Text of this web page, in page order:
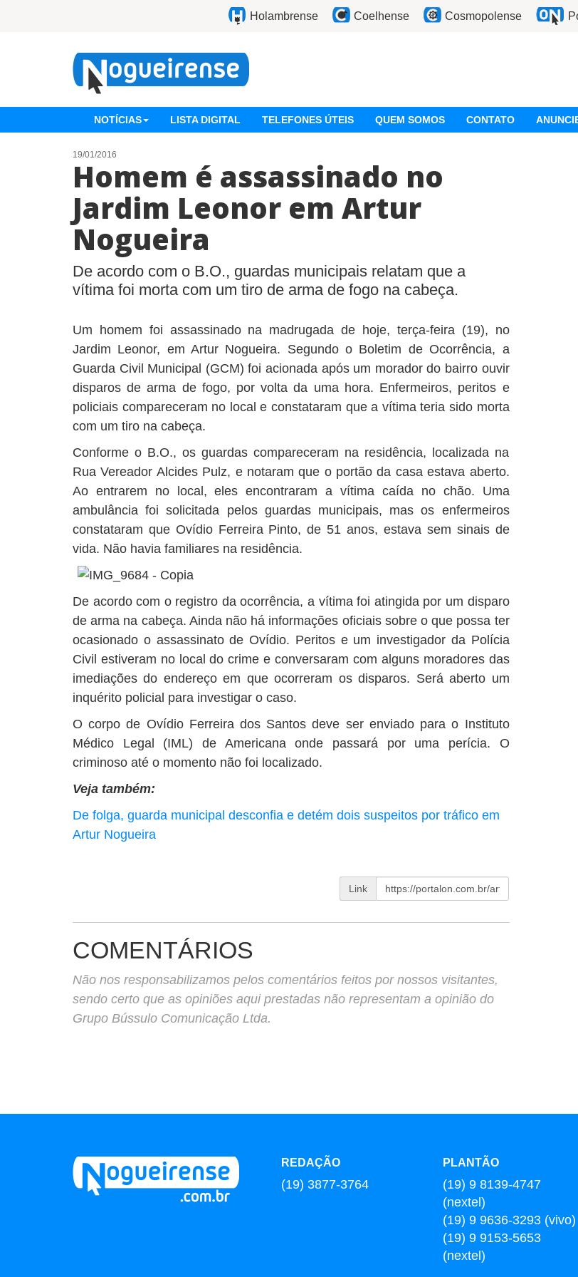
Holambrense Coelhense Cosmopolense
NOTÍCIAS LISTA DIGITAL TELEFONES ÚTEIS QUEM SOMOS CONTATO
19/01/2016
Homem é assassinado no
Jardim Leonor em Artur
Nogueira
De acordo com o B.O., guardas municipais relatam que a
vítima foi morta com um tiro de arma de fogo na cabeça.
Um homem foi assassinado na madrugada de hoje, terça-feira (19), no
Jardim Leonor, em Artur Nogueira. Segundo o Boletim de Ocorrência, a
Guarda Civil Municipal (GCM) foi acionada após um morador do bairro ouvir
disparos de arma de fogo, por volta da uma hora. Enfermeiros, peritos e
policiais compareceram no local e constataram que a vítima teria sido morta
com um tiro na cabeça.
Conforme o B.O., os guardas compareceram na residência, localizada na
Rua Vereador Alcides Pulz, e notaram que o portão da casa estava aberto.
Ao entrarem no local, eles encontraram a vítima caída no chão. Uma
ambulância foi solicitada pelos guardas municipais, mas os enfermeiros
constataram que Ovídio Ferreira Pinto, de 51 anos, estava sem sinais de
vida. Não havia familiares na residência.
De acordo com o registro da ocorrência, a vítima foi atingida por um disparo
de arma na cabeça. Ainda não há informações oficiais sobre o que possa ter
ocasionado o assassinato de Ovídio. Peritos e um investigador da Polícia
Civil estiveram no local do crime e conversaram com alguns moradores das
imediações do endereço em que ocorreram os disparos. Será aberto um
inquérito policial para investigar o caso.
O corpo de Ovídio Ferreira dos Santos deve ser enviado para o Instituto
Médico Legal (IML) de Americana onde passará por uma perícia. O
criminoso até o momento não foi localizado.
Veja também:
De folga, guarda municipal desconfia e detém dois suspeitos por tráfico em
Artur Nogueira
Link
COMENTÁRIOS
Não nos responsabilizamos pelos comentários feitos por nossos visitantes,
sendo certo que as opiniões aqui prestadas não representam a opinião do
Grupo Bússulo Comunicação Ltda.
REDAÇÃO
(19) 3877-3764
PLANTÃO
(19) 9 8139-4747
(nextel)
(19) 9 9636-3293 (vivo)
(19) 9 9153-5653
(nextel)